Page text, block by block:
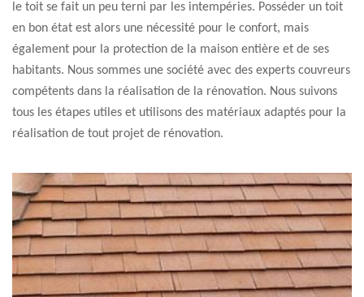
le toit se fait un peu terni par les intempéries. Posséder un toit
en bon état est alors une nécessité pour le confort, mais
également pour la protection de la maison entière et de ses
habitants. Nous sommes une société avec des experts couvreurs
compétents dans la réalisation de la rénovation. Nous suivons
tous les étapes utiles et utilisons des matériaux adaptés pour la
réalisation de tout projet de rénovation.